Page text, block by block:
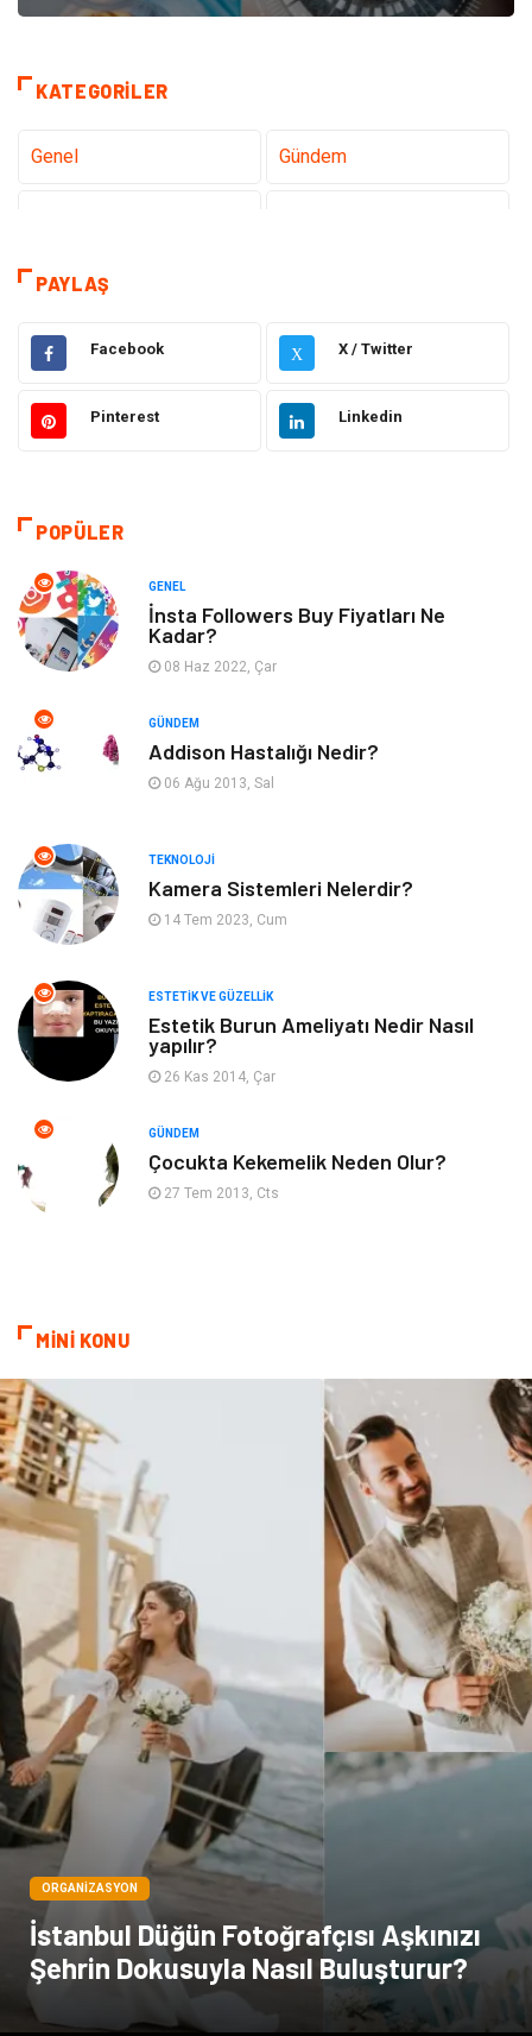
KATEGORILER
Genel Gündem
Teknoloji & İnternet
Elektrik & Elektronik Eğitim
Gıda Estetik ve Güzellik
Otomotiv
Giyim
Cilt ve Deri Hastalıkları
Organizasyon Hastalıklar
Kadın Hastalıkları Alternatif Tıp
Güzellik
Beslenme
Psikolojik Hastalıklar
Kanser
Bakım Aksesuar
Sağlık Haberleri Blogroll
Spor Malzemeleri Hediyelik Eşya
Kültür Acil ve İlkyardım
PAYLAŞ
Facebook X X / Twitter
Pinterest Linkedin
POPÜLER
GENEL
İnsta Followers Buy Fiyatları Ne
Kadar?
08 Haz 2022, Çar
GÜNDEM
Addison Hastalığı Nedir?
06 Ağu 2013, Sal
TEKNOLOJI
Kamera Sistemleri Nelerdir?
14 Tem 2023, Cum
ESTETIK VE GÜZELLIK
Estetik Burun Ameliyatı Nedir Nasıl
yapılır?
26 Kas 2014, Çar
GÜNDEM
Çocukta Kekemelik Neden Olur?
27 Tem 2013, Cts
MİNİ KONU
ORGANIZASYON
İstanbul Düğün Fotoğrafçısı Aşkınızı
Şehrin Dokusuyla Nasıl Buluşturur?